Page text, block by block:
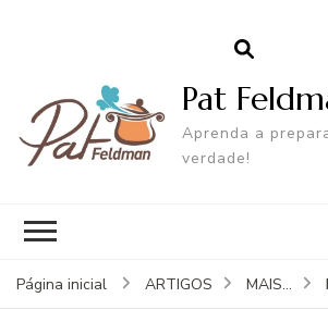
Pat
Aprenda a
verdade!
Página inicial ARTIGOS MAIS...